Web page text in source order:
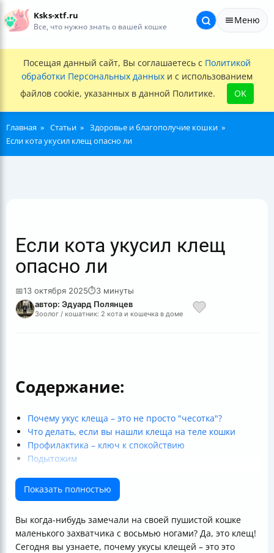
Ksks-xtf.ru
Все, что нужно знать о вашей кошке
Меню
Посещая данный сайт, Вы соглашаетесь с Политикой
обработки Персональных данных и с использованием
файлов cookie, указанных в данной Политике.
OK
Главная Статьи
Здоровье и благополучие кошки
Если кота укусил клещ опасно ли
Если кота укусил клещ
опасно ли
📅13 октября 2025⏱3 минуты
автор: Эдуард Полянцев
Зоолог / кошатник: 2 кота и кошечка в доме
Содержание:
Почему укус клеща – это не просто "чесотка"?
Что делать, если вы нашли клеща на теле кошки
Профилактика – ключ к спокойствию
Подытожим
Показать полностью
Вы когда-нибудь замечали на своей пушистой кошке
маленького захватчика с восьмью ногами? Да, это клещ!
Сегодня вы узнаете, почему укусы клещей – это это